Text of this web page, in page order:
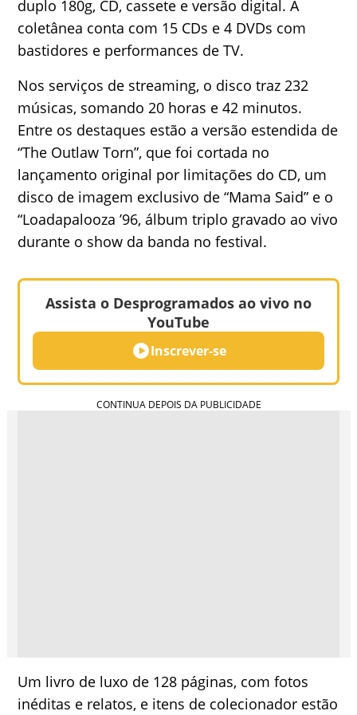
duplo 180g, CD, cassete e versão digital. A
coletânea conta com 15 CDs e 4 DVDs com
bastidores e performances de TV.
Nos serviços de streaming, o disco traz 232
músicas, somando 20 horas e 42 minutos.
Entre os destaques estão a versão estendida de
“The Outlaw Torn”, que foi cortada no
lançamento original por limitações do CD, um
disco de imagem exclusivo de “Mama Said” e o
“Loadapalooza ’96, álbum triplo gravado ao vivo
durante o show da banda no festival.
Assista o Desprogramados ao vivo no
YouTube
Inscrever-se
Um livro de luxo de 128 páginas, com fotos
inéditas e relatos, e itens de colecionador estão